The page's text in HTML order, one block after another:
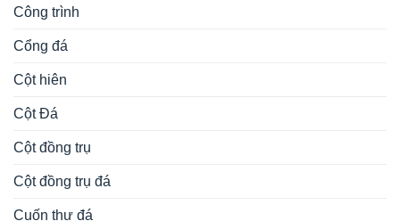
Công trình
Cổng đá
Cột hiên
Cột Đá
Cột đồng trụ
Cột đồng trụ đá
Cuốn thư đá